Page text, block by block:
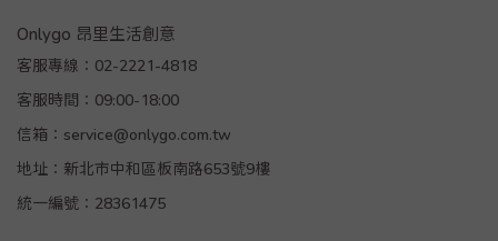
Onlygo 昂里生活創意
客服專線：02-2221-4818
客服時間：09:00-18:00
信箱：service@onlygo.com.tw
地址：新北市中和區板南路653號9樓
統一編號：28361475